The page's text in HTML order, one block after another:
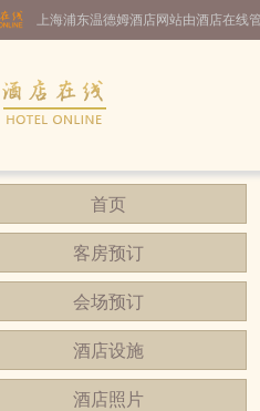
上海浦东温德姆酒店网站由酒店在线
首页
客房预订
会场预订
酒店设施
酒店照片